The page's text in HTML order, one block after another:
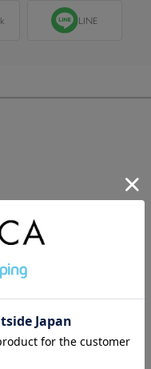
LINE
ているので滑らず安心